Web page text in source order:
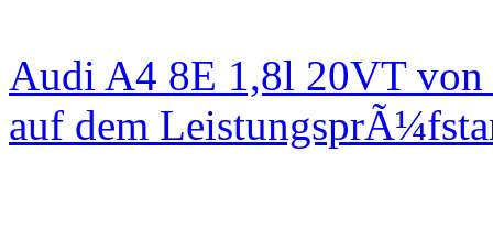
Audi A4 8E 1,8l 20VT
auf dem